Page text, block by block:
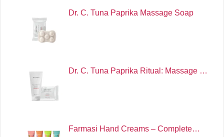
Dr. C. Tuna Paprika Massage Soap
Dr. C. Tuna Paprika Ritual: Massage …
Farmasi Hand Creams – Complete…